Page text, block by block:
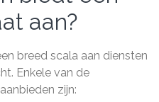
aan?
breed scala aan diensten
Enkele van de
zijn: